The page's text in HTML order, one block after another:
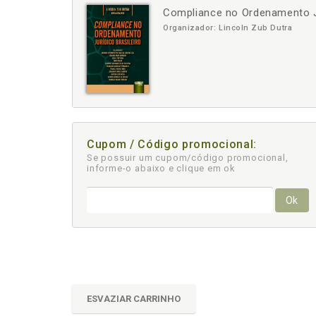
Compliance no Ordenamento
Organizador: Lincoln Zub Dutra
- +
Cupom / Código promocional:
Se possuir um cupom/código promocional,
informe-o abaixo e clique em ok
Ok
ESVAZIAR CARRINHO